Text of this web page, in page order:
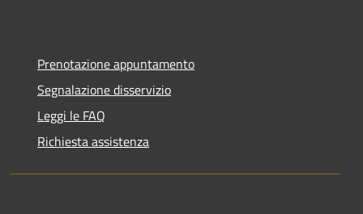
Prenotazione appuntamento
Segnalazione disservizio
Leggi le FAQ
Richiesta assistenza